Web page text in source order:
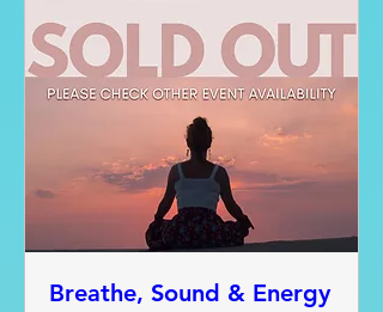
Breathe, Sound & Energy